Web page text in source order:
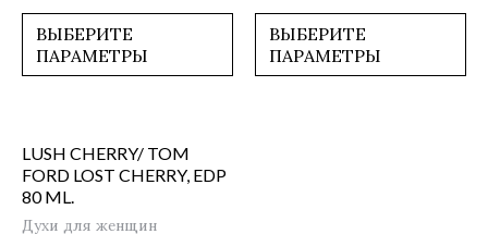
из
ВЫБЕРИТЕ
ПАРАМЕТРЫ
из
ВЫБЕРИТЕ
ПАРАМЕТРЫ
LUSH CHERRY/ TOM
FORD LOST CHERRY, EDP
80 ML.
Духи для женщин